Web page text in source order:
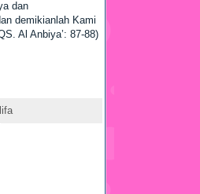
dan
demikianlah Kami
Al Anbiya’: 87-88)